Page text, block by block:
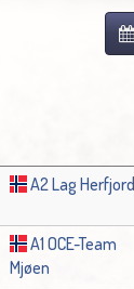
A2 Lag Herfjord
A1 OCE-Team
Mjøen